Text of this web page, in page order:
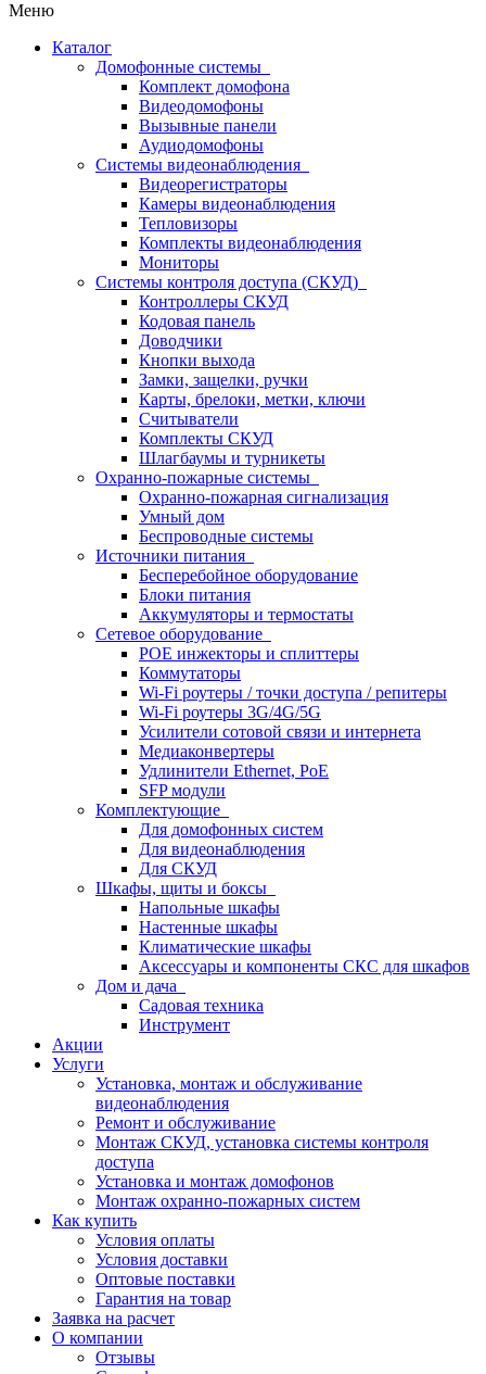
Меню
Каталог
Домофонные системы
Комплект домофона
Видеодомофоны
Вызывные панели
Аудиодомофоны
Системы видеонаблюдения
Видеорегистраторы
Камеры видеонаблюдения
Тепловизоры
Комплекты видеонаблюдения
Мониторы
Системы контроля доступа (СКУД)
Контроллеры СКУД
Кодовая панель
Доводчики
Кнопки выхода
Замки, защелки, ручки
Карты, брелоки, метки, ключи
Считыватели
Комплекты СКУД
Шлагбаумы и турникеты
Охранно-пожарные системы
Охранно-пожарная сигнализация
Умный дом
Беспроводные системы
Источники питания
Бесперебойное оборудование
Блоки питания
Аккумуляторы и термостаты
Сетевое оборудование
POE инжекторы и сплиттеры
Коммутаторы
Wi-Fi роутеры / точки доступа / репитеры
Wi-Fi роутеры 3G/4G/5G
Усилители сотовой связи и интернета
Медиаконвертеры
Удлинители Ethernet, PoE
SFP модули
Комплектующие
Для домофонных систем
Для видеонаблюдения
Для СКУД
Шкафы, щиты и боксы
Напольные шкафы
Настенные шкафы
Климатические шкафы
Аксессуары и компоненты СКС для шкафов
Дом и дача
Садовая техника
Инструмент
Акции
Услуги
Установка, монтаж и обслуживание
видеонаблюдения
Ремонт и обслуживание
Монтаж СКУД, установка системы контроля
доступа
Установка и монтаж домофонов
Монтаж охранно-пожарных систем
Как купить
Условия оплаты
Условия доставки
Оптовые поставки
Гарантия на товар
Заявка на расчет
О компании
Отзывы